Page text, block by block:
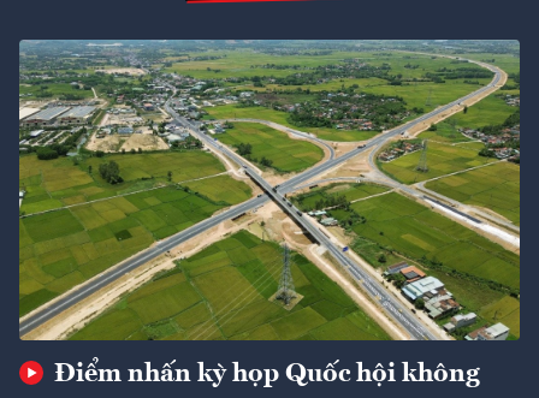
Điểm nhấn kỳ họp Quốc hội không